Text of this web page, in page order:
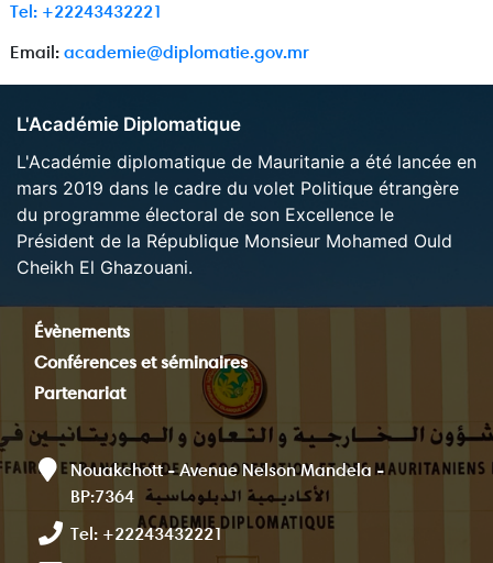
Tel: +22243432221
Email: academie@diplomatie.gov.mr
L'Académie Diplomatique
L'Académie diplomatique de Mauritanie a été lancée en
mars 2019 dans le cadre du volet Politique étrangère
du programme électoral de son Excellence le
Président de la République Monsieur Mohamed Ould
Cheikh El Ghazouani.
Évènements
Conférences et séminaires
Partenariat
Nouakchott - Avenue Nelson Mandela -
BP:7364
Tel: +22243432221